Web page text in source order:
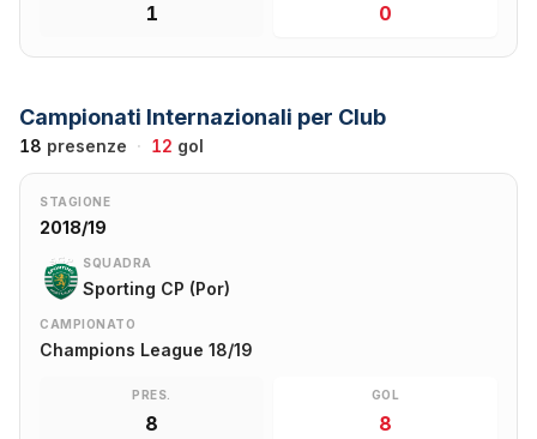
1 0
Campionati Internazionali per Club
18 presenze · 12 gol
STAGIONE
2018/19
SQUADRA
Sporting CP (Por)
CAMPIONATO
Champions League 18/19
PRES.
8
GOL
8